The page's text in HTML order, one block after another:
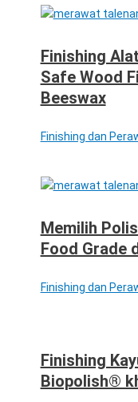
Finishing
Safe Wood
Beeswax
Finishing dan
Memilih
Food Grade
Finishing dan
Finishing
Biopolish®